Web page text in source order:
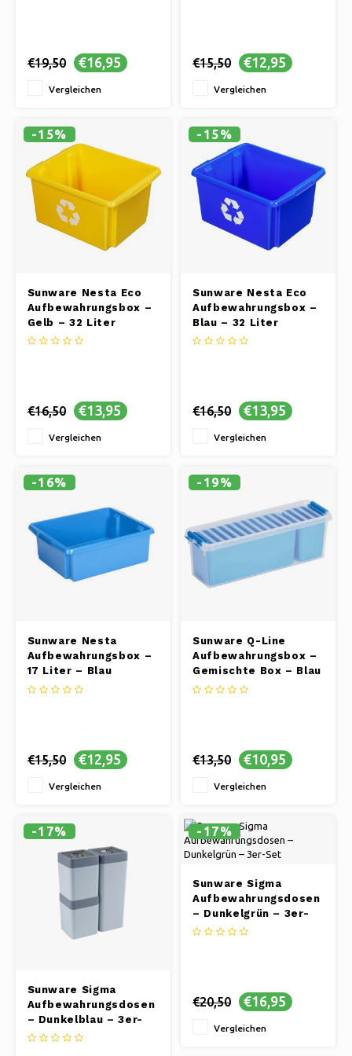
€19,50 €16,95
Vergleichen
€15,50 €12,95
Vergleichen
-15%
Sunware Nesta Eco
Aufbewahrungsbox –
Gelb – 32 Liter
€16,50 €13,95
Vergleichen
-15%
Sunware Nesta Eco
Aufbewahrungsbox –
Blau – 32 Liter
€16,50 €13,95
Vergleichen
-16%
Sunware Nesta
Aufbewahrungsbox –
17 Liter – Blau
€15,50 €12,95
Vergleichen
-19%
Sunware Q-Line
Aufbewahrungsbox –
Gemischte Box – Blau
– 1,3 Liter
€13,50 €10,95
Vergleichen
-17%
Sunware Sigma
Aufbewahrungsdosen
– Dunkelblau – 3er-
Set
-17%
Sunware Sigma
Aufbewahrungsdosen
– Dunkelgrün – 3er-
Set
€20,50 €16,95
Vergleichen